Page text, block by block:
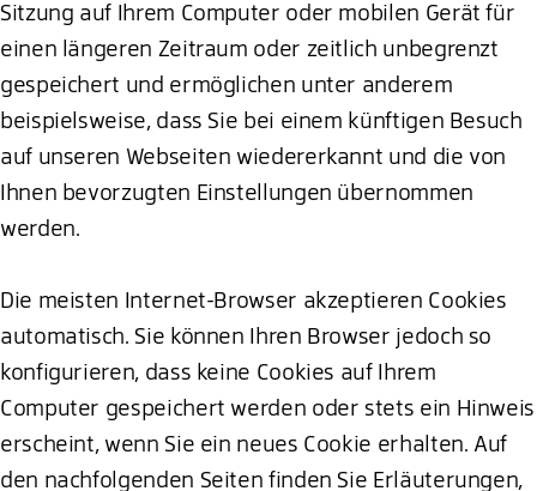
Sitzung auf Ihrem Computer oder mobilen Gerät für
einen längeren Zeitraum oder zeitlich unbegrenzt
gespeichert und ermöglichen unter anderem
beispielsweise, dass Sie bei einem künftigen Besuch
auf unseren Webseiten wiedererkannt und die von
Ihnen bevorzugten Einstellungen übernommen
werden.
Die meisten Internet-Browser akzeptieren Cookies
automatisch. Sie können Ihren Browser jedoch so
konfigurieren, dass keine Cookies auf Ihrem
Computer gespeichert werden oder stets ein Hinweis
erscheint, wenn Sie ein neues Cookie erhalten. Auf
den nachfolgenden Seiten finden Sie Erläuterungen,